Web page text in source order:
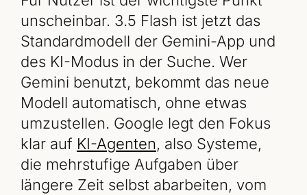
unscheinbar. 3.5 Flash ist jetzt das
Standardmodell der Gemini-App und
des KI-Modus in der Suche. Wer
Gemini benutzt, bekommt das neue
Modell automatisch, ohne etwas
umzustellen. Google legt den Fokus
klar auf KI-Agenten, also Systeme,
die mehrstufige Aufgaben über
längere Zeit selbst abarbeiten, vom